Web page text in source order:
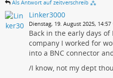
Als Antwort auf zeitverschreib ⁂
Linker3000
Dienstag, 19. August 2025, 14:57
Back in the early days
company I worked for
into a BNC connector
/I know, not my dept